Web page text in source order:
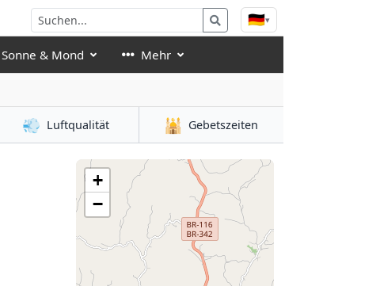
🇩🇪▾
Sonne & Mond Mehr
💨 Luftqualität 🕌 Gebetszeiten
+
−